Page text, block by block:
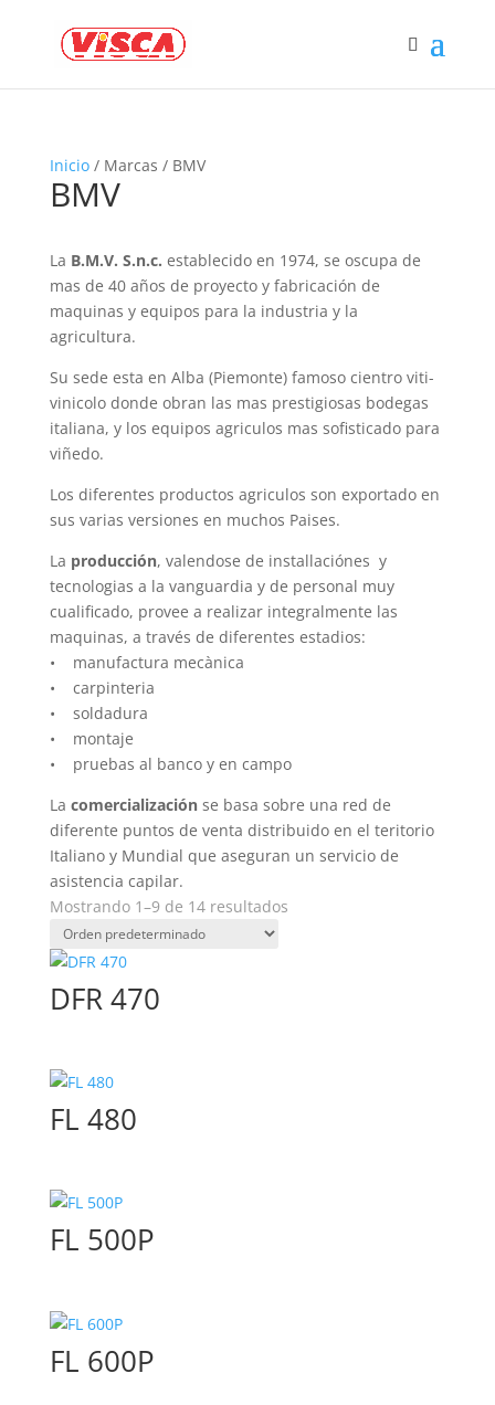
Inicio/ Marcas / BMV
BMV
La B.M.V. S.n.c. establecido en 1974, se oscupa de
mas de 40 años de proyecto y fabricación de
maquinas y equipos para la industria y la
agricultura.
Su sede esta en Alba (Piemonte) famoso cientro viti-
vinicolo donde obran las mas prestigiosas bodegas
italiana, y los equipos agriculos mas sofisticado para
viñedo.
Los diferentes productos agriculos son exportado en
sus varias versiones en muchos Paises.
La producción, valendose de installaciónes y
tecnologias a la vanguardia y de personal muy
cualificado, provee a realizar integralmente las
maquinas, a través de diferentes estadios:
• manufactura mecànica
• carpinteria
• soldadura
• montaje
• pruebas al banco y en campo
La comercializaciónse basa sobre una red de
diferente puntos de venta distribuido en el teritorio
Italiano y Mundial que aseguran un servicio de
asistencia capilar.
Mostrando 1–9 de 14 resultados
DFR 470
FL 480
FL 500P
FL 600P